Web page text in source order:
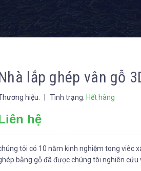
lắp ghép vân gỗ
hiệu: Tình trạng: Hết hàng
hệ
tôi có 10 năm kinh nghiệm tong viêc
bằng gỗ đã được chúng tôi nghiên